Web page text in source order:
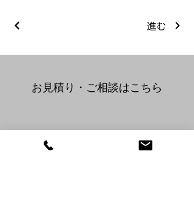
進む
​お見積り・ご相談はこちら